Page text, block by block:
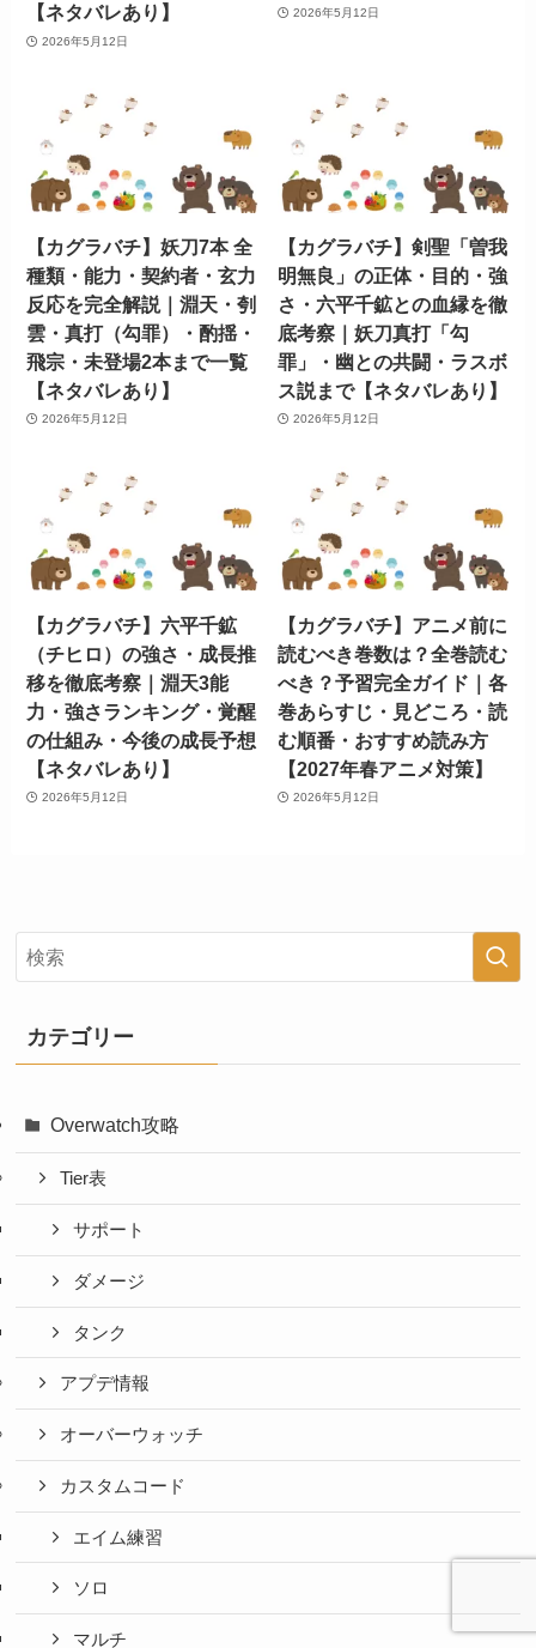
【ネタバレあり】
2026年5月12日
2026年5月12日
【カグラバチ】妖刀7本 全
種類・能力・契約者・玄力
反応を完全解説｜淵天・刳
雲・真打（勾罪）・酌揺・
飛宗・未登場2本まで一覧
【ネタバレあり】
2026年5月12日
【カグラバチ】剣聖「曽我
明無良」の正体・目的・強
さ・六平千鉱との血縁を徹
底考察｜妖刀真打「勾
罪」・幽との共闘・ラスボ
ス説まで【ネタバレあり】
2026年5月12日
【カグラバチ】六平千鉱
（チヒロ）の強さ・成長推
移を徹底考察｜淵天3能
力・強さランキング・覚醒
の仕組み・今後の成長予想
【ネタバレあり】
2026年5月12日
【カグラバチ】アニメ前に
読むべき巻数は？全巻読む
べき？予習完全ガイド｜各
巻あらすじ・見どころ・読
む順番・おすすめ読み方
【2027年春アニメ対策】
2026年5月12日
カテゴリー
Overwatch攻略
Tier表
サポート
ダメージ
タンク
アプデ情報
オーバーウォッチ
カスタムコード
エイム練習
ソロ
マルチ